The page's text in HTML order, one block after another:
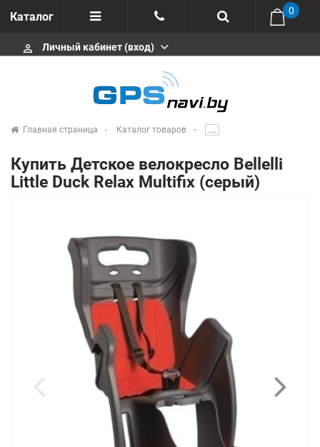
Каталог
Отзывы
+375 291646666
msa333
info@gpsnavi.by
0
perm_identity Личный кабинет (вход)
Главная страница Каталог товаров .....
Купить Детское велокресло Bellelli
Little Duck Relax Multifix (серый)